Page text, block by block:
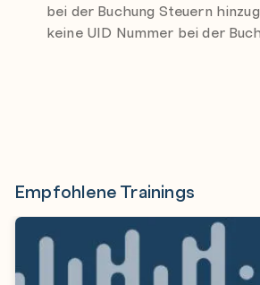
bei der Buchung Steuern
keine UID Nummer bei der
Empfohlene Trainings